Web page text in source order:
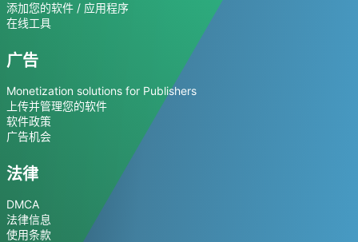
添加您的软件 / 应用程序
在线工具
广告
Monetization solutions for Publishers
上传并管理您的软件
软件政策
广告机会
法律
DMCA
法律信息
使用条款